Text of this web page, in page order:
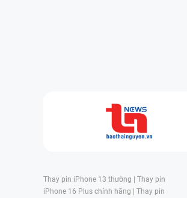
Thay pin iPhone 13 thường | Thay pin
iPhone 16 Plus chính hãng | Thay pin